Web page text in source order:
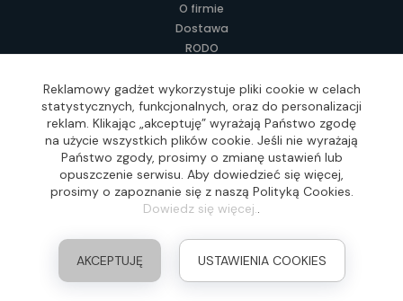
O firmie
Dostawa
RODO
Regulamin
Lokalne Gadżety Reklamowe
Jak zamawiać?
Słownik pojęć
FAQ
Realizacja: Idea4Me.pl, Wszelkie prawa zastrzeżone
Reklamowy gadżet wykorzystuje pliki cookie w celach
statystycznych, funkcjonalnych, oraz do personalizacji
reklam. Klikając „akceptuję” wyrażają Państwo zgodę
na użycie wszystkich plików cookie. Jeśli nie wyrażają
Państwo zgody, prosimy o zmianę ustawień lub
opuszczenie serwisu. Aby dowiedzieć się więcej,
prosimy o zapoznanie się z naszą Polityką Cookies.
Dowiedz się więcej..
AKCEPTUJĘ USTAWIENIA COOKIES